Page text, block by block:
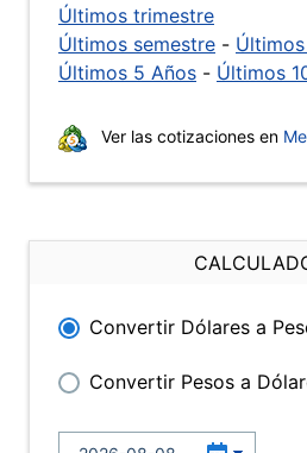
Últimos trimestre
Últimos semestre -
Últimos 5 Años - Últimos
Ver las cotizaciones en
Convertir Dólares a
Convertir Pesos a